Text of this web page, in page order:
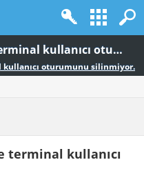
Windows server 2008 de terminal kullanıcı oturumunu silinmiyor.
oturumunu silinmiyor.
terminal kullanıcı